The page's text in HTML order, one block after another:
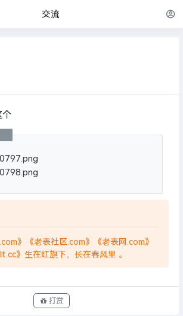
交流
个
》《老表社区.com》《老表网.com》
》生在红旗下，长在春风里 。
打赏